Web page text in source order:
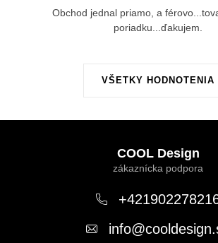
VŠETKY HODNOTENIA
Obchod jednal priamo, a
poriadku...ďakujem.
COOL Design
info@